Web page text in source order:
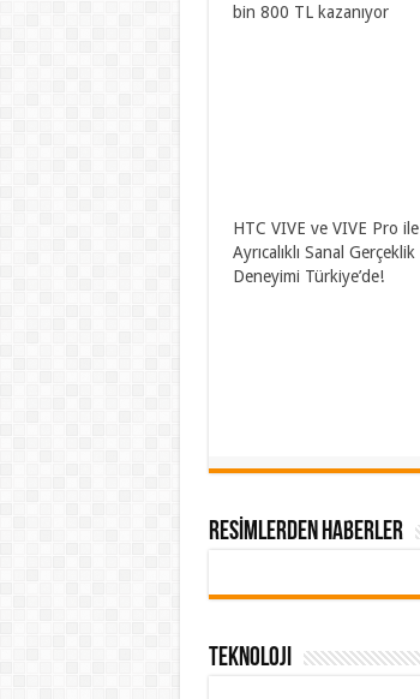
bin 800 TL kazanıyor
HTC VIVE ve VIVE Pro ile
Ayrıcalıklı Sanal Gerçeklik
Deneyimi Türkiye’de!
RESİMLERDEN HABERLER
Teknoloji